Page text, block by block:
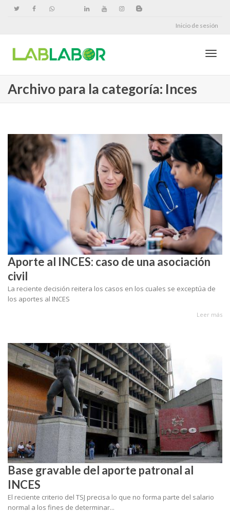
Inicio de sesión
Archivo para la categoría: Inces
Aporte al INCES: caso de una asociación
civil
La reciente decisión reitera los casos en los cuales se exceptúa de
los aportes al INCES
Leer más
Base gravable del aporte patronal al
INCES
El reciente criterio del TSJ precisa lo que no forma parte del salario
normal a los fines de determinar...